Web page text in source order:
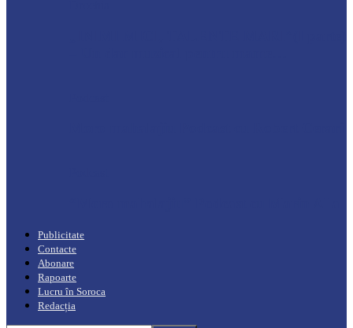
Publicitate
Contacte
Abonare
Rapoarte
Lucru în Soroca
Redacția